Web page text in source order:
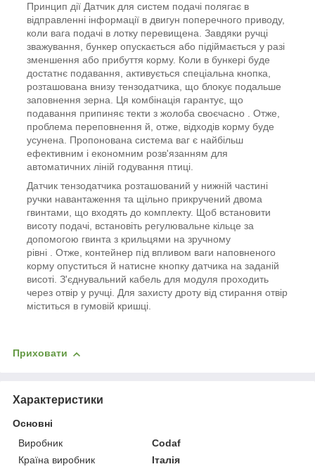
Принцип дії Датчик для систем подачі полягає в
відправленні інформації в двигун поперечного приводу,
коли вага подачі в лотку перевищена. Завдяки ручці
зважування, бункер опускається або підіймається у разі
зменшення або прибуття корму. Коли в бункері буде
достатнє подавання, активується спеціальна кнопка,
розташована внизу тензодатчика, що блокує подальше
заповнення зерна. Ця комбінація гарантує, що
подавання припиняє текти з жолоба своєчасно . Отже,
проблема переповнення й, отже, відходів корму буде
усунена. Пропонована система ваг є найбільш
ефективним і економним розв'язанням для
автоматичних ліній годування птиці.
Датчик тензодатчика розташований у нижній частині
ручки навантаження та щільно прикручений двома
гвинтами, що входять до комплекту. Щоб встановити
висоту подачі, встановіть регулювальне кільце за
допомогою гвинта з крильцями на зручному
рівні . Отже, контейнер під впливом ваги наповненого
корму опуститься й натисне кнопку датчика на заданій
висоті. З'єднувальний кабель для модуля проходить
через отвір у ручці. Для захисту дроту від стирання отвір
міститься в гумовій кришці.
Приховати
Характеристики
Основні
Виробник
Codaf
Країна виробник
Італія